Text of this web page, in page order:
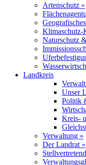
Artenschutz »
Klimaschutz-
Naturschutz
Landkreis
Unser
Politik
Kreis-
Verwaltung »
Der Landrat »